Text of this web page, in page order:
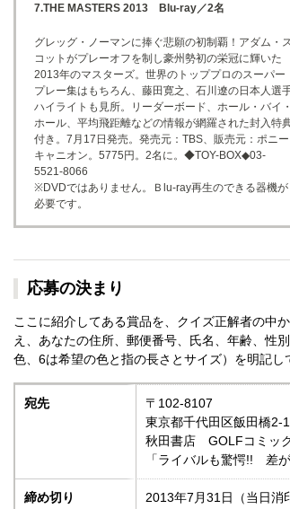
7.THE MASTERS 2013 Blu-ray／2名
グレッグ・ノーマンに捧ぐ悲願の初制覇！アダム・ス
コットがプレーオフを制し豪州勢初の栄冠に輝いた
2013年のマスターズ。世界のトッププロのスーパー
プレー集はもちろん、藤田寛之、石川遼の日本人選
ハイライトも見所。リーダーボード、ホール・バイ・
ホール、平均飛距離などの情報が網羅された封入特
付き。7月17日発売。発売元：TBS、販売元：ポニー
キャニオン。5775円。2名に。◆TOY-BOX◆03-
5521-8066
※DVDではありません。Ｂlu-ray再生のできる器機が
必要です。
応募の決まり
ここに紹介してある賞品を、クイズ正解者の中
え、あなたの住所、郵便番号、氏名、年齢、性
色、6は希望の色と指の長さとサイズ）を明記し
宛先
〒102-8107
東京都千代田区飯田橋2-
秋田書店 GOLFコミッ
「ライバルも驚愕!! 差
締め切り 2013年7月31日（当日消